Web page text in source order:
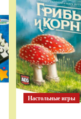
Настольные игры